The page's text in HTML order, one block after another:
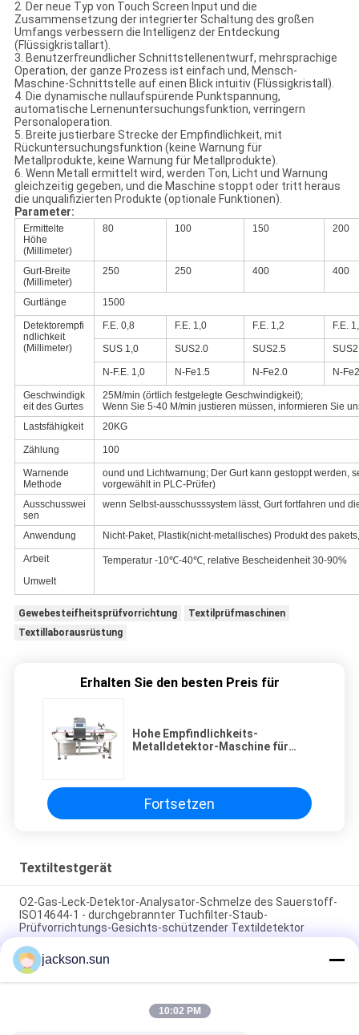
2. Der neue Typ von Touch Screen Input und die
Zusammensetzung der integrierter Schaltung des großen
Umfangs verbessern die Intelligenz der Entdeckung
(Flüssigkristallart).
3. Benutzerfreundlicher Schnittstellenentwurf, mehrsprachige
Operation, der ganze Prozess ist einfach und, Mensch-
Maschine-Schnittstelle auf einen Blick intuitiv (Flüssigkristall).
4. Die dynamische nullaufspürende Punktspannung,
automatische Lernenuntersuchungsfunktion, verringern
Personaloperation.
5. Breite justierbare Strecke der Empfindlichkeit, mit
Rückuntersuchungsfunktion (keine Warnung für
Metallprodukte, keine Warnung für Metallprodukte).
6. Wenn Metall ermittelt wird, werden Ton, Licht und Warnung
gleichzeitig gegeben, und die Maschine stoppt oder tritt heraus
die unqualifizierten Produkte (optionale Funktionen).
Parameter:
Ermittelte
Höhe
(Millimeter)
80 100 150 200
Gurt-Breite
(Millimeter)
250 250 400 400
Gurtlänge 1500
Detektorempfi
ndlichkeit
(Millimeter)
F.E. 0,8 F.E. 1,0 F.E. 1,2 F.E.
SUS 1,0 SUS2.0 SUS2.5
N-F.E. 1,0 N-Fe1.5 N-Fe2.0 N-
Geschwindigk
eit des Gurtes
25M/min (örtlich festgelegte Geschwindigkeit);
Wenn Sie 5-40 M/min justieren müssen, informieren Sie
Lastsfähigkeit
20KG
Zählung 100
Warnende
Methode
ound und Lichtwarnung; Der Gurt kann gestoppt werden,
vorgewählt in PLC-Prüfer)
Ausschusswei
sen
wenn Selbst-ausschusssystem lässt, Gurt fortfahren und
Anwendung Nicht-Paket, Plastik(nicht-metallisches) Produkt des
Arbeit
Umwelt
Temperatur -10℃-40℃, relative Bescheidenheit 30-90%
Gewebesteifheitsprüfvorrichtung
Textilprüfmaschinen
Textillaborausrüstung
Erhalten Sie den besten Preis für
Hohe Empfindlichkeits-
Metalldetektor-Maschine für
Fortsetzen
Textiltestgerät
O2-Gas-Leck-Detektor-Analysator-Schmelze des Sauerstoff-
ISO14644-1 - durchgebrannter Tuchfilter-Staub-
Prüfvorrichtungs-Gesichts-schützender Textildetektor
Testgerät-/Gewebe-Bean-Taschen-Zieheranfälligkeits-
Widerstand-Prüfvorrichtung ASTM D5362
Textil215mmx115mm
Beispielschuh-Förderband-heiße Vulkanisierungsmaschine
jackson.sun
10:02 PM